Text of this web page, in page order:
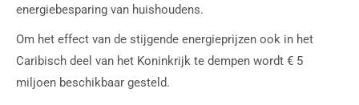
energiebesparing van huishoudens.
Om het effect van de stijgende energieprijzen ook in het
Caribisch deel van het Koninkrijk te dempen wordt € 5
miljoen beschikbaar gesteld.